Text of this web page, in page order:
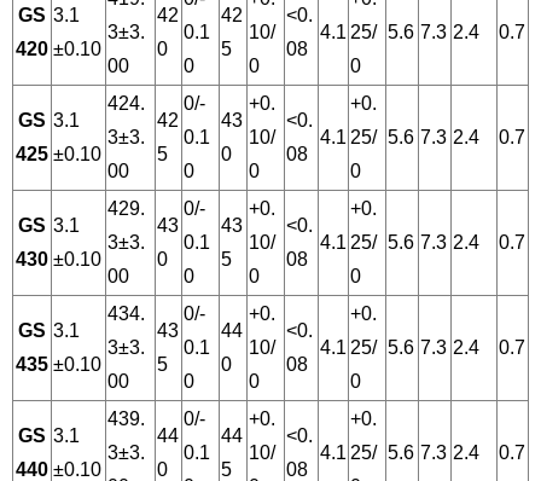
GS
420
3.1
±0.10
3±3.
00
42
0
0.1
0
42
5
10/
0
<0.
08
4.1 25/
0
5.6 7.3 2.4 0.7
GS
425
3.1
±0.10
424.
3±3.
00
42
5
0/-
0.1
0
43
0
+0.
10/
0
<0.
08
4.1
+0.
25/
0
5.6 7.3 2.4 0.7
GS
430
3.1
±0.10
429.
3±3.
00
43
0
0/-
0.1
0
43
5
+0.
10/
0
<0.
08
4.1
+0.
25/
0
5.6 7.3 2.4 0.7
GS
435
3.1
±0.10
434.
3±3.
00
43
5
0/-
0.1
0
44
0
+0.
10/
0
<0.
08
4.1
+0.
25/
0
5.6 7.3 2.4 0.7
GS
440
3.1
±0.10
439.
3±3.
44
0
0/-
0.1
44
5
+0.
10/
<0.
08
4.1
+0.
25/ 5.6 7.3 2.4 0.7